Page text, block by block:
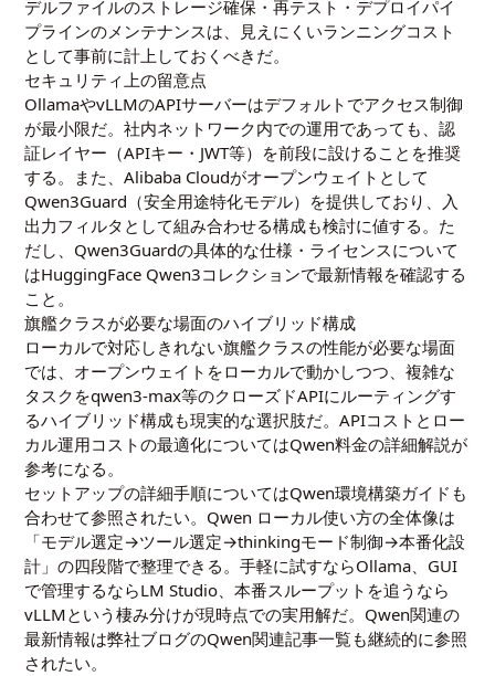
デルファイルのストレージ確保・再テスト・デプロイパイ
プラインのメンテナンスは、見えにくいランニングコスト
として事前に計上しておくべきだ。
セキュリティ上の留意点
OllamaやvLLMのAPIサーバーはデフォルトでアクセス制御
が最小限だ。社内ネットワーク内での運用であっても、認
証レイヤー（APIキー・JWT等）を前段に設けることを推奨
する。また、Alibaba Cloudがオープンウェイトとして
Qwen3Guard（安全用途特化モデル）を提供しており、入
出力フィルタとして組み合わせる構成も検討に値する。た
だし、Qwen3Guardの具体的な仕様・ライセンスについて
はHuggingFace Qwen3コレクションで最新情報を確認する
こと。
旗艦クラスが必要な場面のハイブリッド構成
ローカルで対応しきれない旗艦クラスの性能が必要な場面
では、オープンウェイトをローカルで動かしつつ、複雑な
タスクをqwen3-max等のクローズドAPIにルーティングす
るハイブリッド構成も現実的な選択肢だ。APIコストとロー
カル運用コストの最適化についてはQwen料金の詳細解説が
参考になる。
セットアップの詳細手順についてはQwen環境構築ガイド も
合わせて参照されたい。Qwen ローカル使い方の全体像は
「モデル選定→ツール選定→thinkingモード制御→本番化設
計」の四段階で整理できる。手軽に試すならOllama、GUI
で管理するならLM Studio、本番スループットを追うなら
vLLMという棲み分けが現時点での実用解だ。Qwen関連の
最新情報は弊社ブログのQwen関連記事一覧も継続的に参照
されたい。